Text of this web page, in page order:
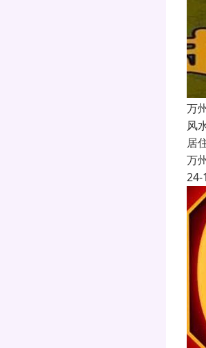
万
风
居
万
24-